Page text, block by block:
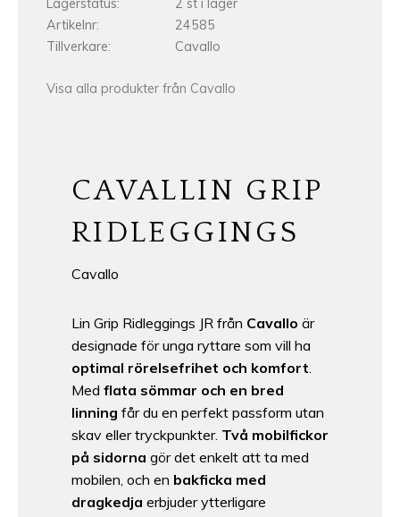
Lagerstatus
2 st i lager
Artikelnr
24585
Tillverkare
Cavallo
Visa alla produkter från Cavallo
CAVALLIN GRIP
RIDLEGGINGS
Cavallo
Lin Grip Ridleggings JR från Cavallo är
designade för unga ryttare som vill ha
optimal rörelsefrihet och komfort
Med flata sömmar och en bred
linning får du en perfekt passform utan
skav eller tryckpunkter. Två mobilfickor
på sidorna gör det enkelt att ta med
mobilen, och en bakficka med
dragkedja erbjuder ytterligare